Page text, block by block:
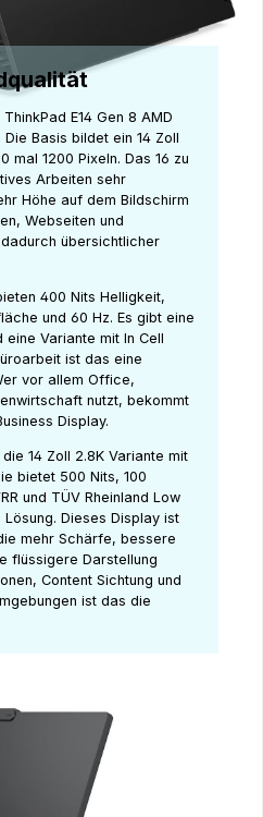
E14 Gen 8 AMD
Basis bildet ein 14 Zoll
mal 1200 Pixeln. Das 16 zu
Arbeiten sehr
Höhe auf dem Bildschirm
Webseiten und
übersichtlicher
400 Nits Helligkeit,
und 60 Hz. Es gibt eine
eine Variante mit In Cell
ist das eine
vor allem Office,
nutzt, bekommt
Display.
14 Zoll 2.8K Variante mit
bietet 500 Nits, 100
und TÜV Rheinland Low
Dieses Display ist
mehr Schärfe, bessere
flüssigere Darstellung
Content Sichtung und
ist das die